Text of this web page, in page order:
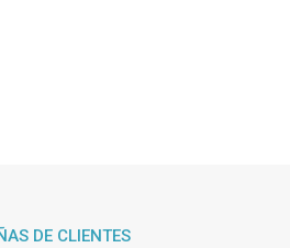
DE CLIENTES